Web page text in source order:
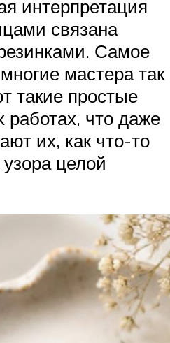
интерпретация
связана
Самое
мастера так
такие простые
работах, что даже
их, как что-то
целой